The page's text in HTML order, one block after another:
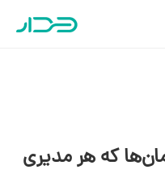
که هر مدیری